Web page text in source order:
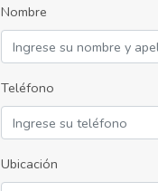
Nombre
Teléfono
Ubicación